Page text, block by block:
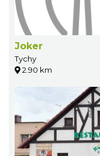
Joker
Tychy
2.90 km